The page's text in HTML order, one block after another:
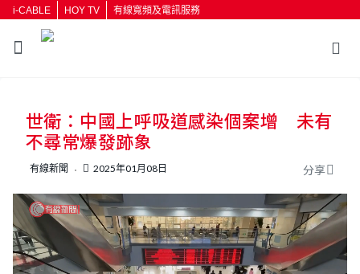
i-CABLE HOY TV 有線寬頻及電訊服務
按輸入鍵開始搜尋
世衛：中國上呼吸道感染個案增 未有
不尋常爆發跡象
有線新聞 2025年01月08日 分享